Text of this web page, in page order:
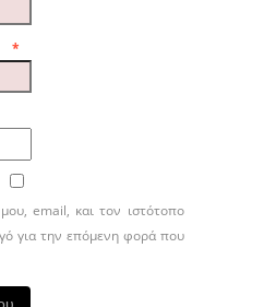
*
email, και τον ιστότοπο
για την επόμενη φορά που